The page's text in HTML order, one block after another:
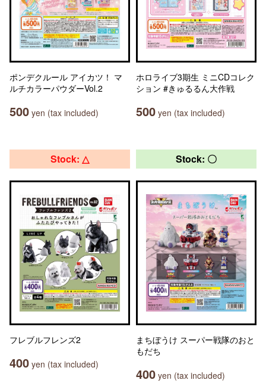
ポンデクルール アイカツ！ マ
ルチカラーパウダーVol.2
500 yen (tax included)
ホロライブ3期生 ミニCDコレク
ション #きゅるるん大作戦
500 yen (tax included)
Stock: △
フレブルフレンズ2
400 yen (tax included)
Stock: 〇
まちぼうけ スーパー戦隊のおと
もだち
400 yen (tax included)